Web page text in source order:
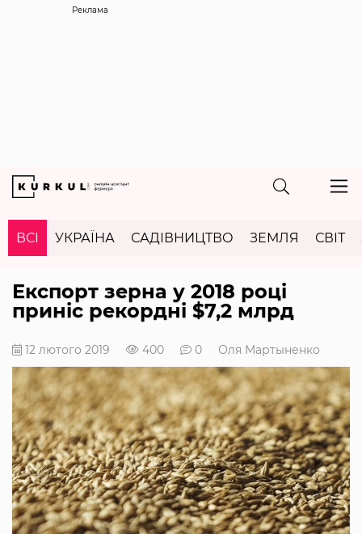
Реклама
ВСІ УКРАЇНА САДІВНИЦТВО ЗЕМЛЯ СВІТ
Експорт зерна у 2018 році
приніс рекордні $7,2 млрд
12 лютого 2019 400 0 Оля Мартыненко